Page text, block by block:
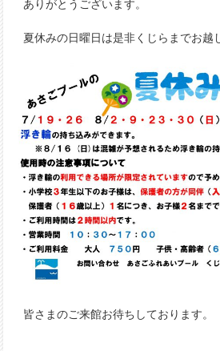
ありがとうございます。
夏休みの日曜日は是非くじらまでお越
皆さまのご来館お待ちしております。